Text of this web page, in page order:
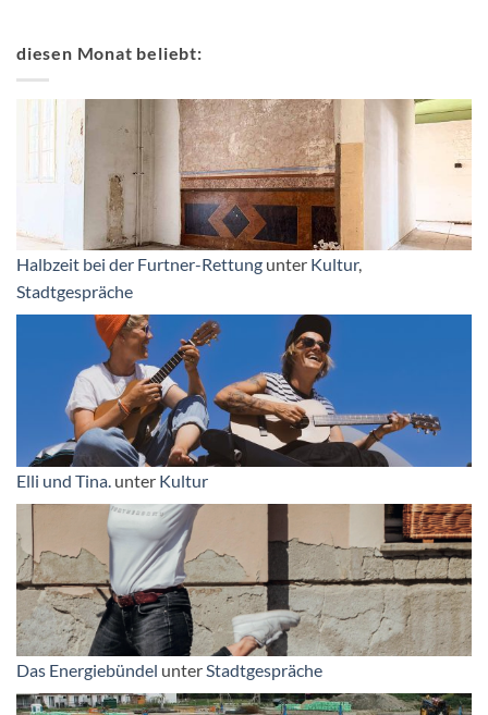
diesen Monat beliebt:
Halbzeit bei der Furtner-Rettung unter Kultur,
Stadtgespräche
Elli und Tina. unter Kultur
Das Energiebündel unter Stadtgespräche